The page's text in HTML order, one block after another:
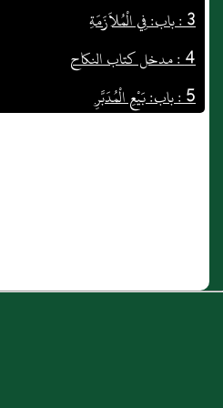
4 : مدخل كتاب النكاح
5 : باب: بَيْعِ الْمُدَبَّرِ
6 : سئل عن رجل قال لصهره‏ إن جئت لي